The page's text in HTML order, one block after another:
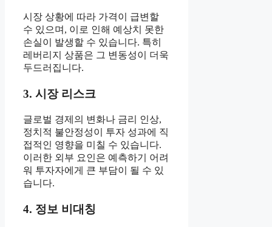
시장 상황에 따라 가격이 급변할
수 있으며, 이로 인해 예상치 못한
손실이 발생할 수 있습니다. 특히
레버리지 상품은 그 변동성이 더욱
두드러집니다.
3. 시장 리스크
글로벌 경제의 변화나 금리 인상,
정치적 불안정성이 투자 성과에 직
접적인 영향을 미칠 수 있습니다.
이러한 외부 요인은 예측하기 어려
워 투자자에게 큰 부담이 될 수 있
습니다.
4. 정보 비대칭